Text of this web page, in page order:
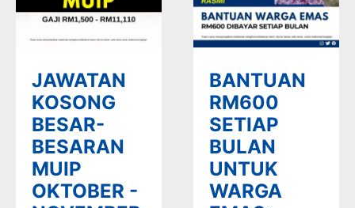
JAWATAN
KOSONG
BESAR-
BESARAN
MUIP
OKTOBER -
BANTUAN
RM600
SETIAP
BULAN
UNTUK
WARGA